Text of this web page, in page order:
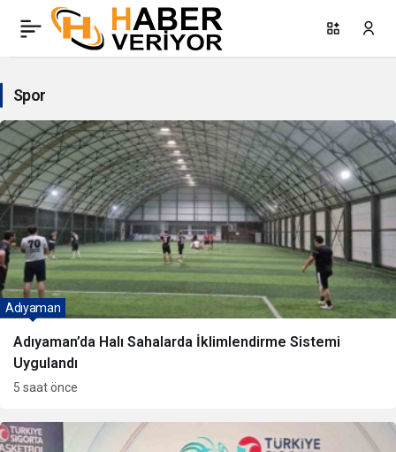
Spor
Spor
Adıyaman’da Halı Sahalarda İklimlendirme Sistemi
Uygulandı
Adıyaman
5 saat önce